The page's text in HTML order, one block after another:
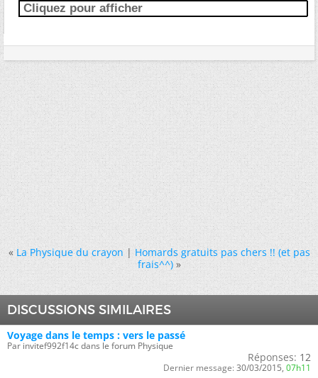
Cliquez pour afficher
« La Physique du crayon|Homards gratuits pas chers !! (et pas
frais^^) »
DISCUSSIONS SIMILAIRES
Voyage dans le temps : vers le passé
Par invitef992f14c dans le forum Physique
Réponses: 12
Dernier message: 30/03/2015, 07h11